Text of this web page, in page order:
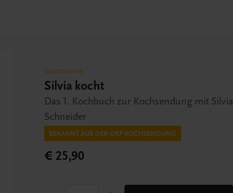
Gastronomie
Silvia kocht
Das 1. Kochbuch zur Kochsendung mit Silvia
Schneider
BEKANNT AUS DER ORF-KOCHSENDUNG
€ 25,90